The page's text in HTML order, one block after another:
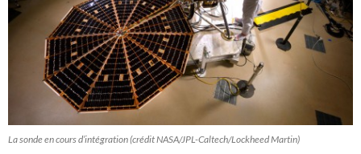
La sonde en cours d’intégration (crédit NASA/JPL-Caltech/Lockheed Martin)